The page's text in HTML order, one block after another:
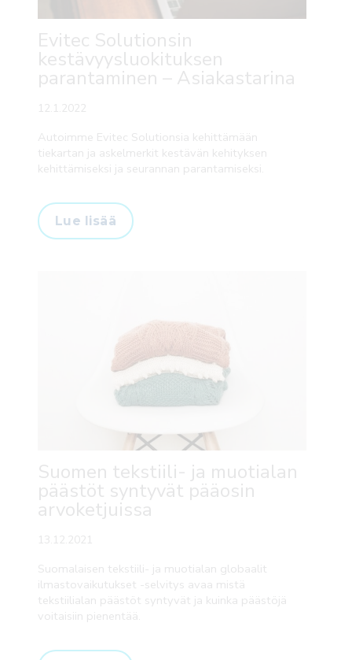
Evitec Solutionsin
kestävyysluokituksen
parantaminen – Asiakastarina
12.1.2022
Autoimme Evitec Solutionsia kehittämään
tiekartan ja askelmerkit kestävän kehityksen
kehittämiseksi ja seurannan parantamiseksi.
Lue lisää
Suomen tekstiili- ja muotialan
päästöt syntyvät pääosin
arvoketjuissa
13.12.2021
Suomalaisen tekstiili- ja muotialan globaalit
ilmastovaikutukset -selvitys avaa mistä
tekstiilialan päästöt syntyvät ja kuinka päästöjä
voitaisiin pienentää.